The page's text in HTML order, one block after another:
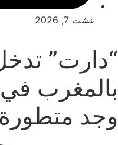
غشت 7, 2026
“دارت”
بالمغرب
وجد متطورة